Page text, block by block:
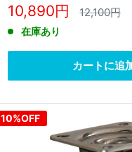
販
売
価
格
10,890円 通
12,100円
在庫あり
カートに追
10%OFF